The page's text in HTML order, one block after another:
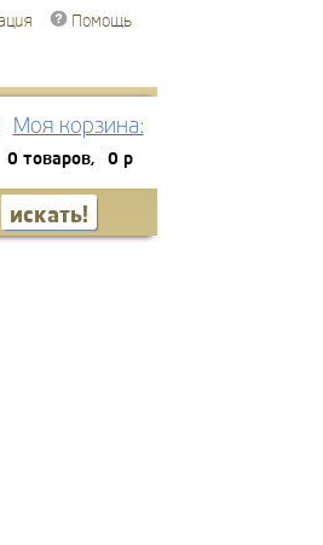
Помощь
Моя корзина:
0 товаров, 0 р